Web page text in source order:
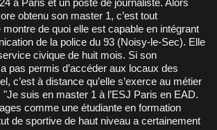
obtenu son master 1, c’est tout
montre de quoi elle est capable en intégrant
de la police du 93 (Noisy-le-Sec). Elle
civique de huit mois. Si son
pas permis d’accéder aux locaux des
c’est à distance qu’elle s’exerce au métier
"Je suis en master 1 à l’ESJ Paris en EAD.
comme une étudiante en formation
de sportive de haut niveau a certainement